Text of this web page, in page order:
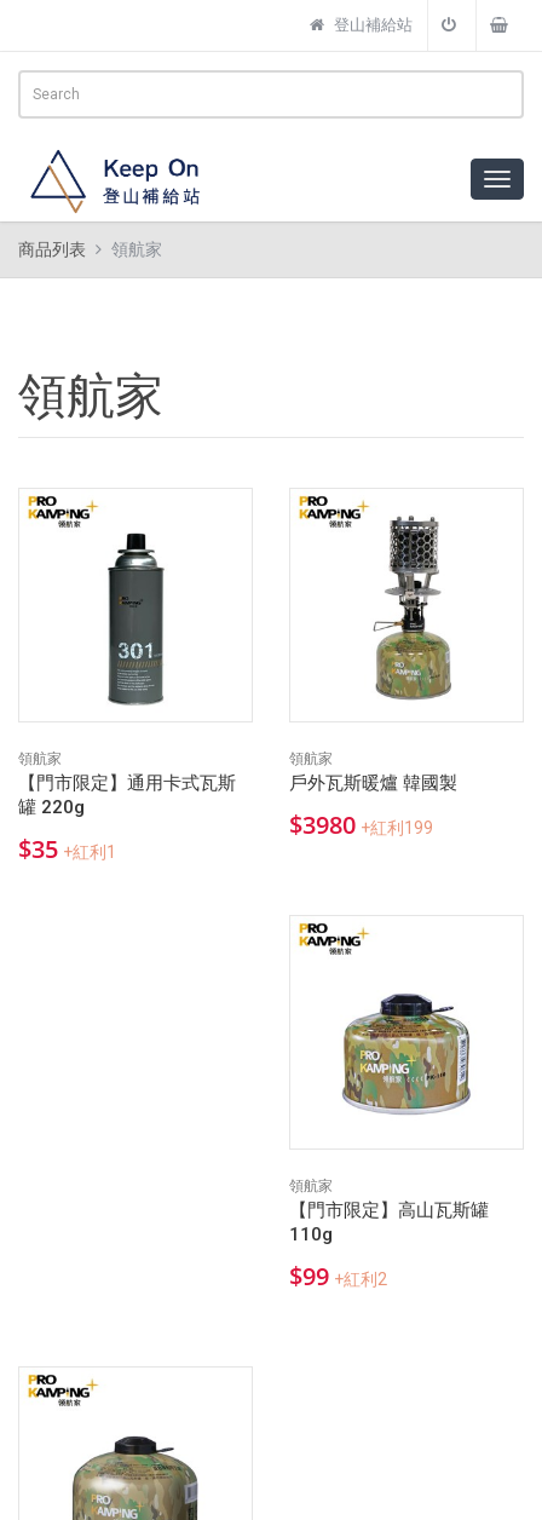
登山補給站
商品列表 領航家
領航家
領航家
【門市限定】通用卡式瓦斯
罐 220g
$35 +紅利1
領航家
戶外瓦斯暖爐 韓國製
$3980 +紅利199
領航家
【門市限定】高山瓦斯罐
110g
$99 +紅利2